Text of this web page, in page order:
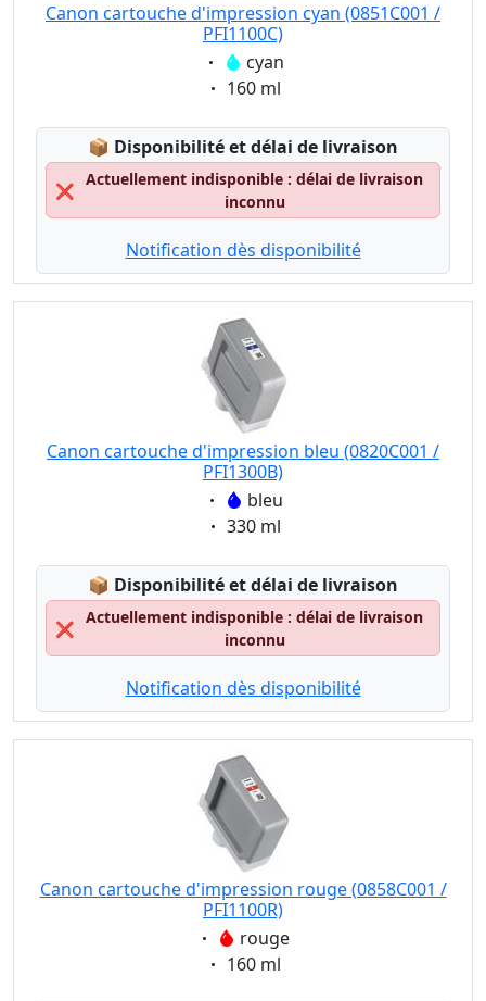
Canon cartouche d'impression cyan (0851C001 /
PFI1100C)
Eigenschaft:
cyan
Eigenschaft:
160 ml
📦 Lagerstatus:
Disponibilité et délai de livraison
❌
Actuellement indisponible : délai de livraison
inconnu
Notification dès disponibilité
Canon cartouche d'impression bleu (0820C001 /
PFI1300B)
Eigenschaft:
bleu
Eigenschaft:
330 ml
📦 Lagerstatus:
Disponibilité et délai de livraison
❌
Actuellement indisponible : délai de livraison
inconnu
Notification dès disponibilité
Canon cartouche d'impression rouge (0858C001 /
PFI1100R)
Eigenschaft:
rouge
Eigenschaft:
160 ml